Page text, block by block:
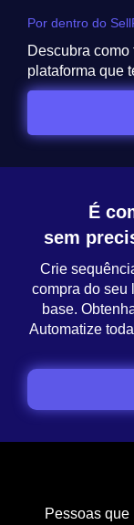
Por dentro do
Descubra
plataforma que
É
sem
Crie
compra do seu
base.
Automatize
Pessoas que